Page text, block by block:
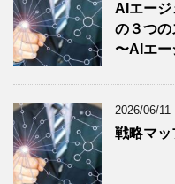
AIエージ
の３つの
〜AIエ
2026/06/11
戦略マ